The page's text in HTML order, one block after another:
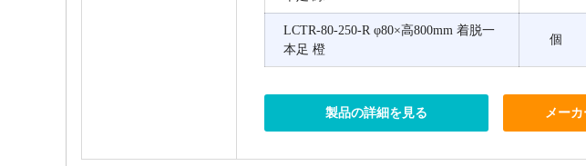
LCTR-80-250-R φ80×高800mm 着脱一
本足 橙
個
製品の詳細を見る メー